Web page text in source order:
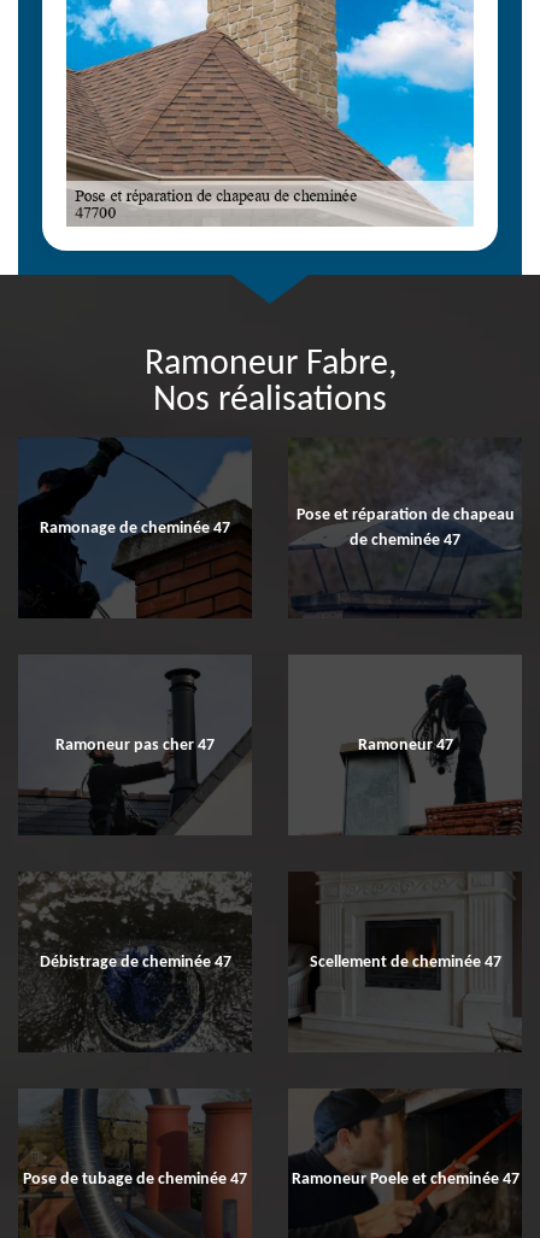
Ramoneur Fabre,
Nos réalisations
Ramonage de cheminée 47
Pose et réparation de chapeau
de cheminée 47
Ramoneur pas cher 47 Ramoneur 47
Débistrage de cheminée 47 Scellement de cheminée 47
Pose de tubage de cheminée 47 Ramoneur Poele et cheminée 47